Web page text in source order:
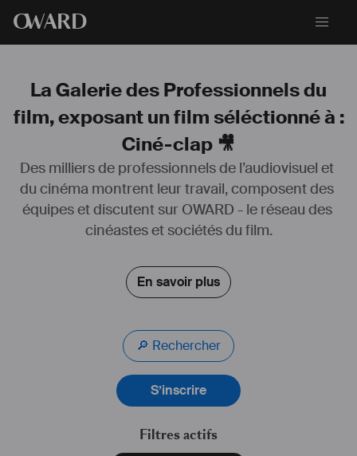
OWARD
La Galerie des Professionnels du
film, exposant un film séléctionné à :
Ciné-clap 🎥
Des milliers de professionnels de l’audiovisuel et
du cinéma montrent leur travail, composent des
équipes et discutent sur OWARD - le réseau des
cinéastes et sociétés du film.
En savoir plus
🔎 Rechercher
S’inscrire
Filtres actifs
Anaïs s’est formée en audiovisuel (BTS audiovisuel, en montage et
ENSAV, Ecole Nationale Supérieure d’Audiovisuel de Toulouse, en
réalisation). Depuis, elle partage cette passion du cinéma et de la
création à travers des ateliers ludiques d’éducation à l’image.
les sujets de société et les tabous de notre monde. Caméra en main,
elle capture ces instants en image animée ou arrêtée.
France et ailleurs.
réalisatrice#intervenantecinéma